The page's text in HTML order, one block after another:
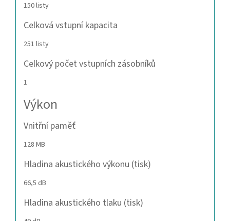
150 listy
Celková vstupní kapacita
251 listy
Celkový počet vstupních zásobníků
1
Výkon
Vnitřní paměť
128 MB
Hladina akustického výkonu (tisk)
66,5 dB
Hladina akustického tlaku (tisk)